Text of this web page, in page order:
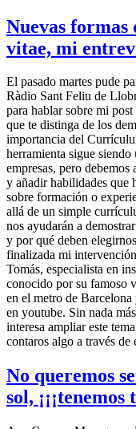
Nuevas
vitae, mi
El pasado martes pude
Ràdio Sant Feliu de
para hablar sobre mi
que te distinga de los
importancia del
herramienta sigue
empresas, pero
y añadir habilidades que
sobre formación o
allá de un simple
nos ayudarán a
y por qué deben
finalizada mi
Tomás, especialista en
conocido por su famoso
en el metro de
en youtube. Sin nada
interesa ampliar este
contaros algo a través
No queremos
sol,